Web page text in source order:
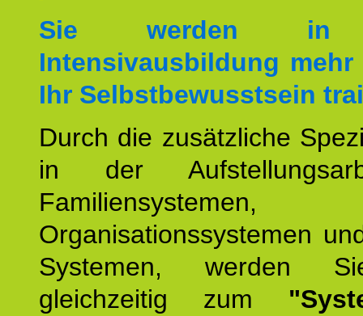
Sie werden in
Intensivausbildung
Ihr Selbstbewusstsein
Durch die zusätzliche
in der
Familiensystemen,
Organisationssystemen
Systemen, werden
gleichzeitig zum